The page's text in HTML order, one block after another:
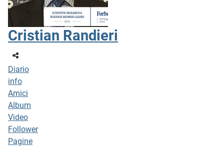
Cristian Randieri
Diario
info
Amici
Album
Video
Follower
Pagine